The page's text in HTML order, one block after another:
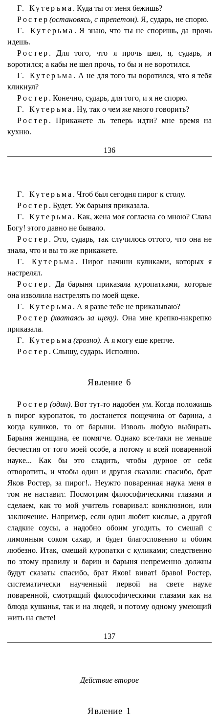
Г. Кутерьма. Куда ты от меня бежишь?
Ростер (остановясь, с трепетом). Я, сударь, не спорю.
Г. Кутерьма. Я знаю, что ты не споришь, да прочь
идешь.
Ростер. Для того, что я прочь шел, я, сударь, и
воротился; а кабы не шел прочь, то бы и не воротился.
Г. Кутерьма. А не для того ты воротился, что я тебя
кликнул?
Ростер. Конечно, сударь, для того, и я не спорю.
Г. Кутерьма. Ну, так о чем же много говорить?
Ростер. Прикажете ль теперь идти? мне время на
кухню.
136
Г. Кутерьма. Чтоб был сегодня пирог к столу.
Ростер. Будет. Уж барыня приказала.
Г. Кутерьма. Как, жена моя согласна со мною? Слава
Богу! этого давно не бывало.
Ростер. Это, сударь, так случилось оттого, что она не
знала, что и вы то же прикажете.
Г. Кутерьма. Пирог начини куликами, которых я
настрелял.
Ростер. Да барыня приказала куропатками, которые
она изволила настрелять по моей щеке.
Г. Кутерьма. А я разве тебе не приказываю?
Ростер (хватаясь за щеку). Она мне крепко-накрепко
приказала.
Г. Кутерьма (грозно). А я могу еще крепче.
Ростер. Слышу, сударь. Исполню.
Явление 6
Ростер (один). Вот тут-то надобен ум. Когда положишь
в пирог куропаток, то достанется пощечина от барина, а
когда куликов, то от барыни. Изволь любую выбирать.
Барыня женщина, ее помягче. Однако все-таки не меньше
бесчестия от того моей особе, а потому и всей поваренной
науке... Как бы это сладить, чтобы дурное от себя
отворотить, и чтобы один и другая сказали: спасибо, брат
Яков Ростер, за пирог!.. Неужто поваренная наука меня в
том не наставит. Посмотрим философическими глазами и
сделаем, как то мой учитель говаривал: конклюзион, или
заключение. Например, если один любит кислые, а другой
сладкие соусы, а надобно обоим угодить, то смешай с
лимонным соком сахар, и будет благословенно и обоим
любезно. Итак, смешай куропатки с куликами; следственно
по этому правилу и барин и барыня непременно должны
будут сказать: спасибо, брат Яков! виват! браво! Ростер,
систематически наученный первой на свете науке
поваренной, смотрящий философическими глазами как на
блюда кушанья, так и на людей, и потому одному умеющий
жить на свете!
137
Действие второе
Явление 1